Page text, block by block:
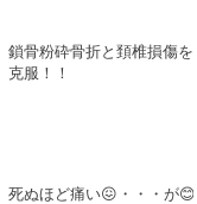
鎖骨粉砕骨折と頚椎損傷を
克服！！
死ぬほど痛い😖・・・が😊